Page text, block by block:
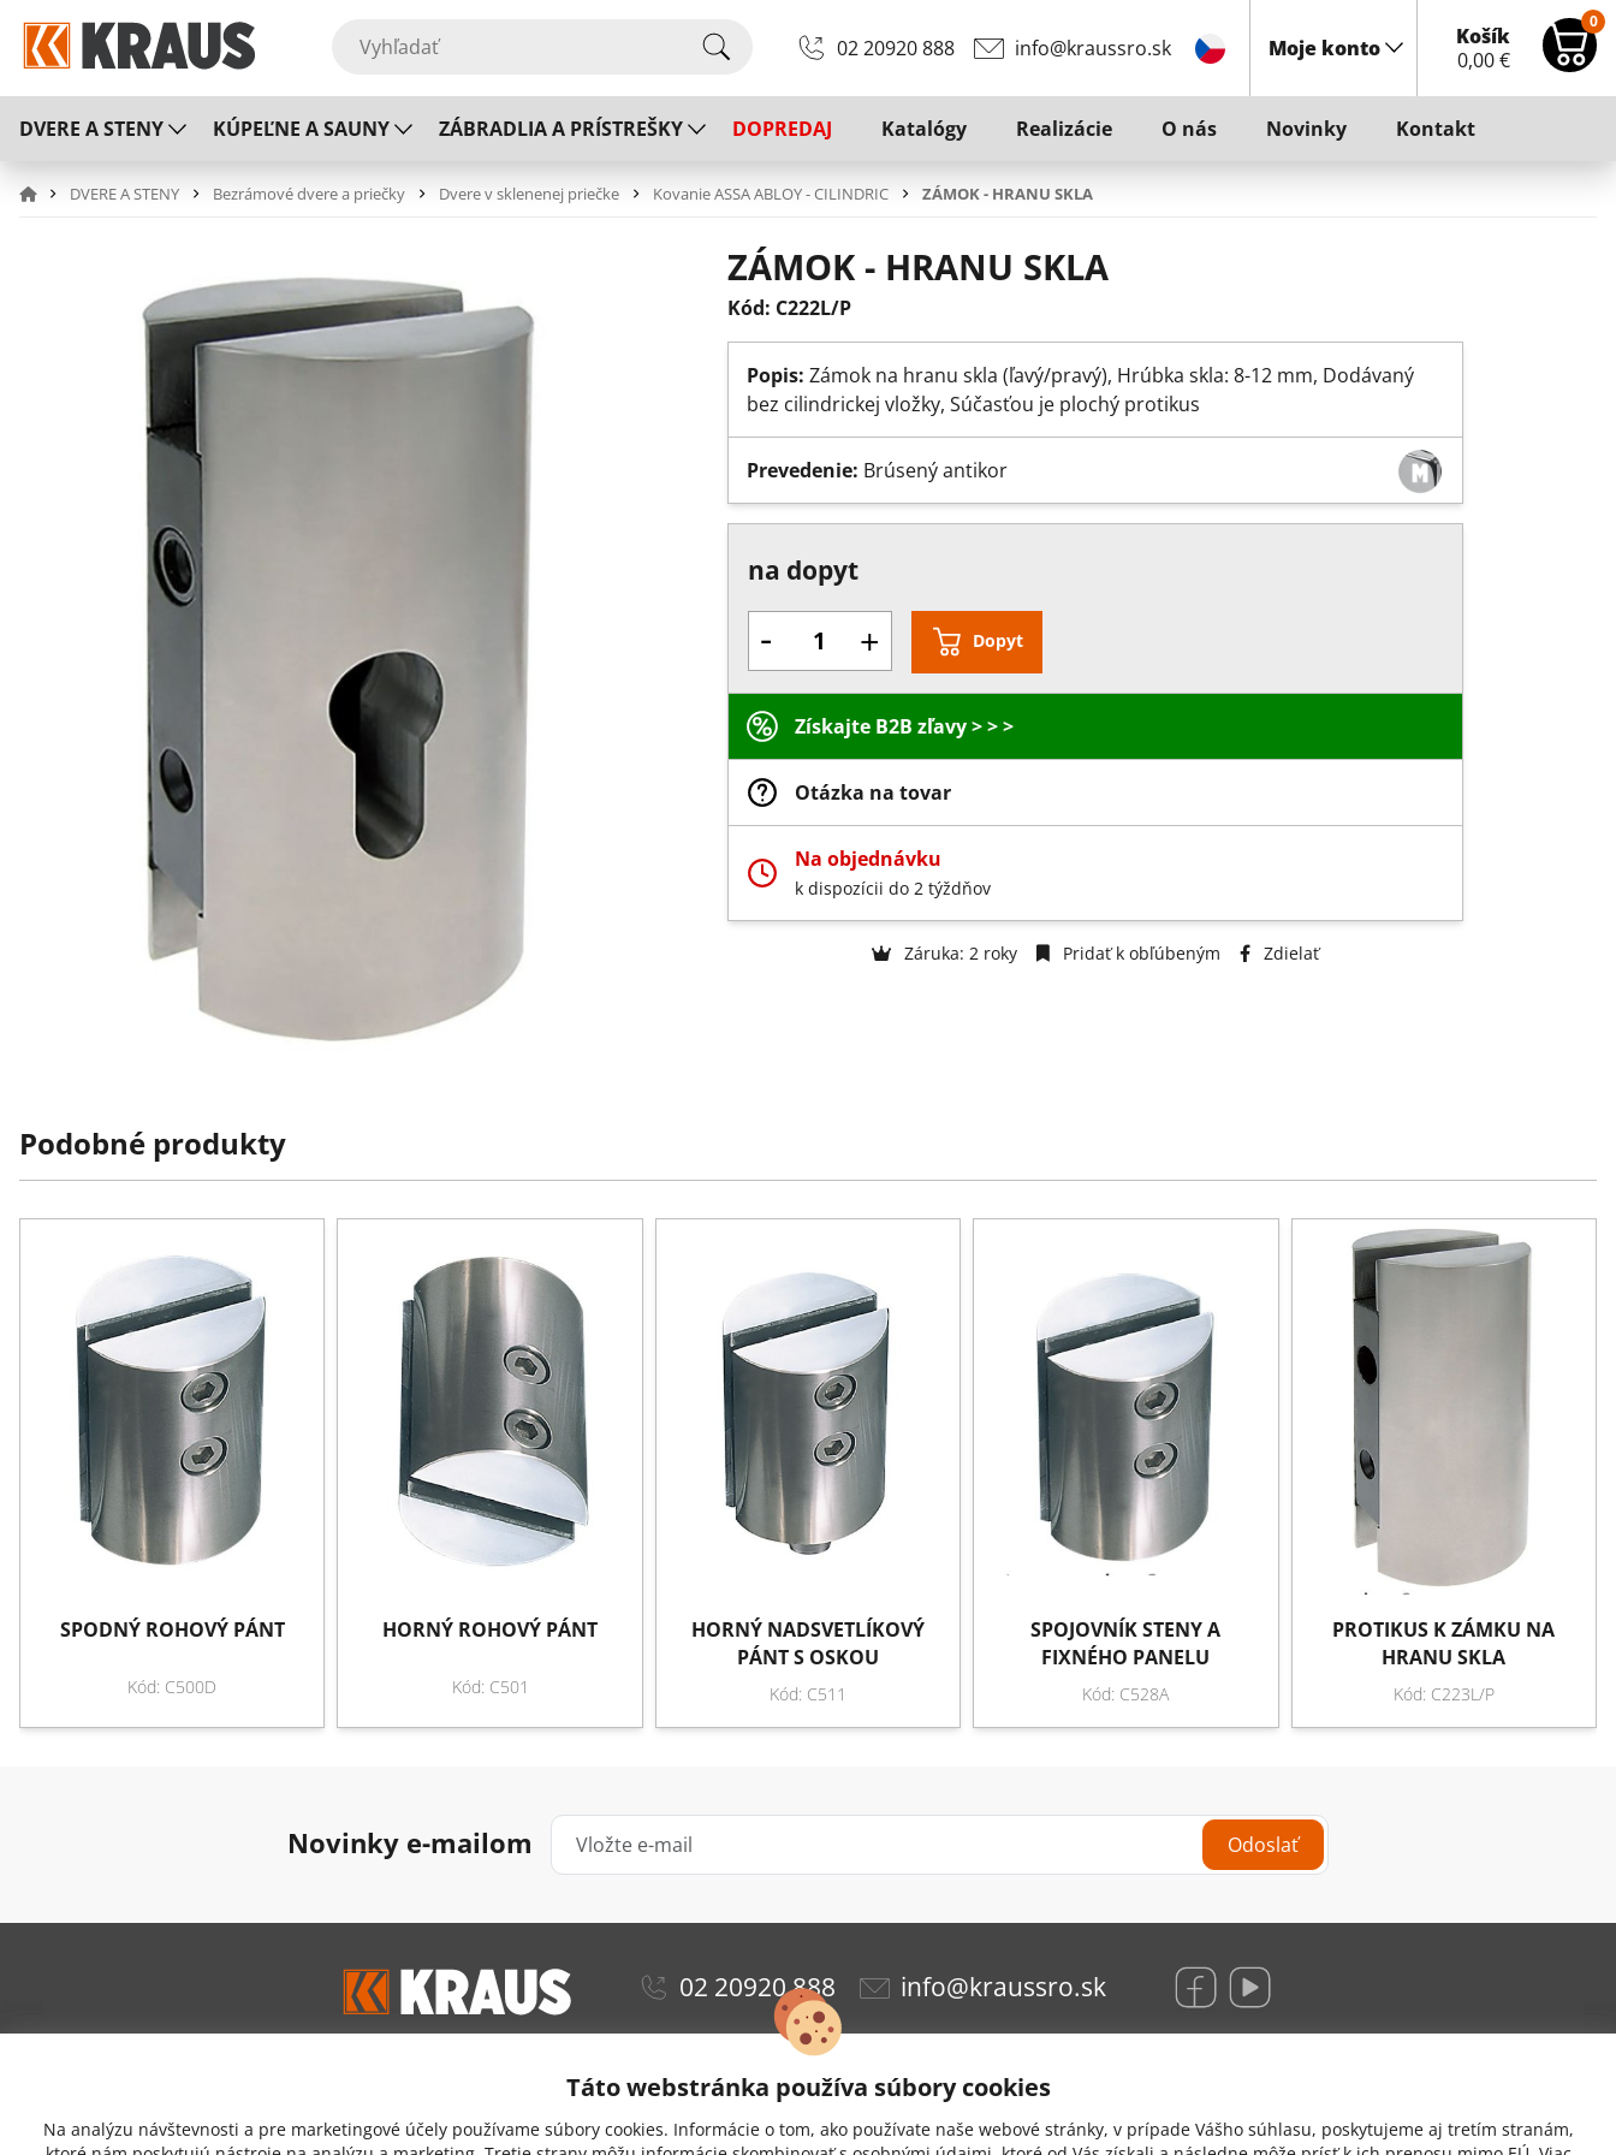
02 20920 888 info@kraussro.sk Moje konto
Košík
0,00€
0
DVERE A STENY KÚPEĽNE A SAUNY ZÁBRADLIA A PRÍSTREŠKY DOPREDAJ Katalógy Realizácie O nás Novinky Kontakt
DVERE A STENY Bezrámové dvere a priečky Dvere v sklenenej priečke Kovanie ASSA ABLOY - CILINDRIC ZÁMOK - HRANU SKLA
ZÁMOK - HRANU SKLA
Kód: C222L/P
Popis: Zámok na hranu skla (ľavý/pravý), Hrúbka skla: 8-12 mm, Dodávaný
bez cilindrickej vložky, Súčasťou je plochý protikus
Prevedenie: Brúsený antikor
na dopyt
- + Dopyt
Získajte B2B zľavy > > >
Otázka na tovar
Na objednávku
k dispozícii do 2 týždňov
Záruka: 2 roky Pridať k obľúbeným Zdielať
Podobné produkty
SPODNÝ ROHOVÝ PÁNT
Kód: C500D
HORNÝ ROHOVÝ PÁNT
Kód: C501
HORNÝ NADSVETLÍKOVÝ
PÁNT S OSKOU
Kód: C511
SPOJOVNÍK STENY A
FIXNÉHO PANELU
Kód: C528A
PROTIKUS K ZÁMKU NA
HRANU SKLA
Kód: C223L/P
Novinky e-mailom Odoslať
02 20920 888 info@kraussro.sk
4,7
Doprava a platba
Nastavenie cookies
Hrachová 12/B
Táto webstránka používa súbory cookies
Na analýzu návštevnosti a pre marketingové účely používame súbory cookies. Informácie o tom, ako používate naše webové stránky, v prípade Vášho súhlasu, poskytujeme aj tretím stranám,